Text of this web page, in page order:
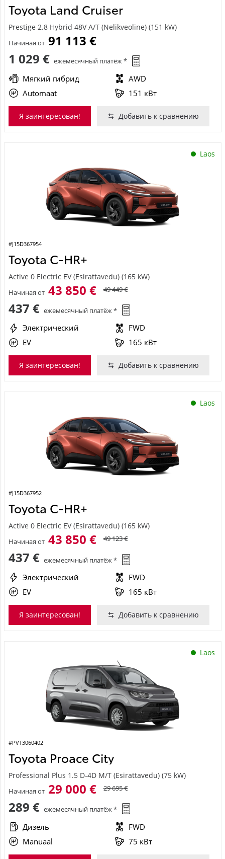
Toyota Land Cruiser
Prestige 2.8 Hybrid 48V A/T (Nelikveoline) (151 kW)
Начиная от 91 113 €
1 029 € ежемесячный платёж *
Мягкий гибрид
AWD
Automaat
151 кВт
Я заинтересован! Добавить к сравнению
Laos
#J15D367954
Toyota C-HR+
Active 0 Electric EV (Esirattavedu) (165 kW)
Начиная от 43 850 € 49 449 €
437 € ежемесячный платёж *
Электрический
FWD
EV
165 кВт
Я заинтересован! Добавить к сравнению
Laos
#J15D367952
Toyota C-HR+
Active 0 Electric EV (Esirattavedu) (165 kW)
Начиная от 43 850 € 49 123 €
437 € ежемесячный платёж *
Электрический
FWD
EV
165 кВт
Я заинтересован! Добавить к сравнению
Laos
#PVT3060402
Toyota Proace City
Professional Plus 1.5 D-4D M/T (Esirattavedu) (75 kW)
Начиная от 29 000 € 29 695 €
289 € ежемесячный платёж *
Дизель
FWD
Manuaal
75 кВт